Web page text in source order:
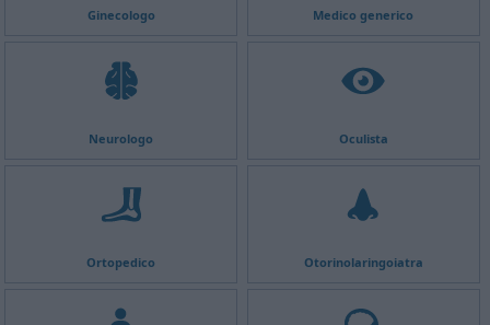
Ginecologo Medico generico
Neurologo Oculista
Ortopedico Otorinolaringoiatra